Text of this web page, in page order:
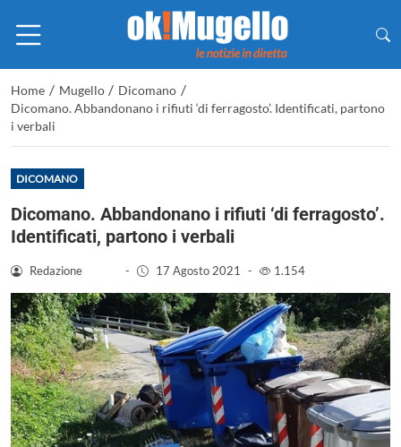
Home / Mugello / Dicomano /
Dicomano. Abbandonano i rifiuti ‘di ferragosto’. Identificati, partono
i verbali
DICOMANO
Dicomano. Abbandonano i rifiuti ‘di ferragosto’.
Identificati, partono i verbali
Redazione - 17 Agosto 2021 - 1.154